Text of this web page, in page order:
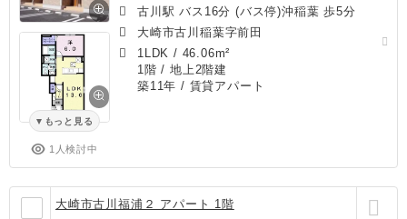
もっと見る
1人検討中
古川駅 バス16分 (バス停)沖稲葉 歩5分
大崎市古川稲葉字前田
1LDK / 46.06m²
1階 / 地上2階建
築11年 / 賃貸アパート
大崎市古川福浦２ アパート 1階